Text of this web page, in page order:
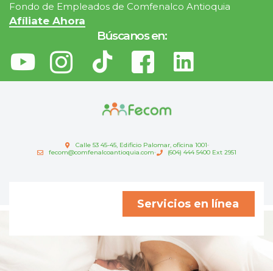
Fondo de Empleados de Comfenalco Antioquia
Afíliate Ahora
Búscanos en:
Calle 53 45-45, Edificio Palomar, oficina 1001
fecom@comfenalcoantioquia.com
(604) 444 5400 Ext 2951
Servicios en línea